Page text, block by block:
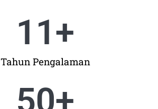
Tahun Pengalaman
11+
50+